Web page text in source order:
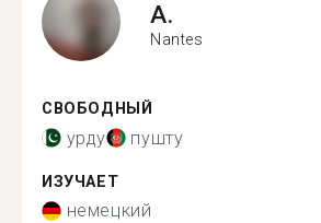
A.
Nantes
СВОБОДНЫЙ
урду пушту
ИЗУЧАЕТ
немецкий